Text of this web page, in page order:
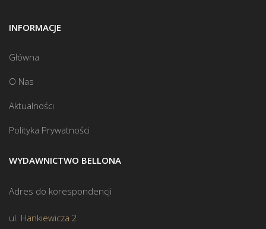
INFORMACJE
Główna
O Nas
Aktualności
Polityka Prywatności
WYDAWNICTWO BELLONA
Adres do korespondencji
ul. Hankiewicza 2